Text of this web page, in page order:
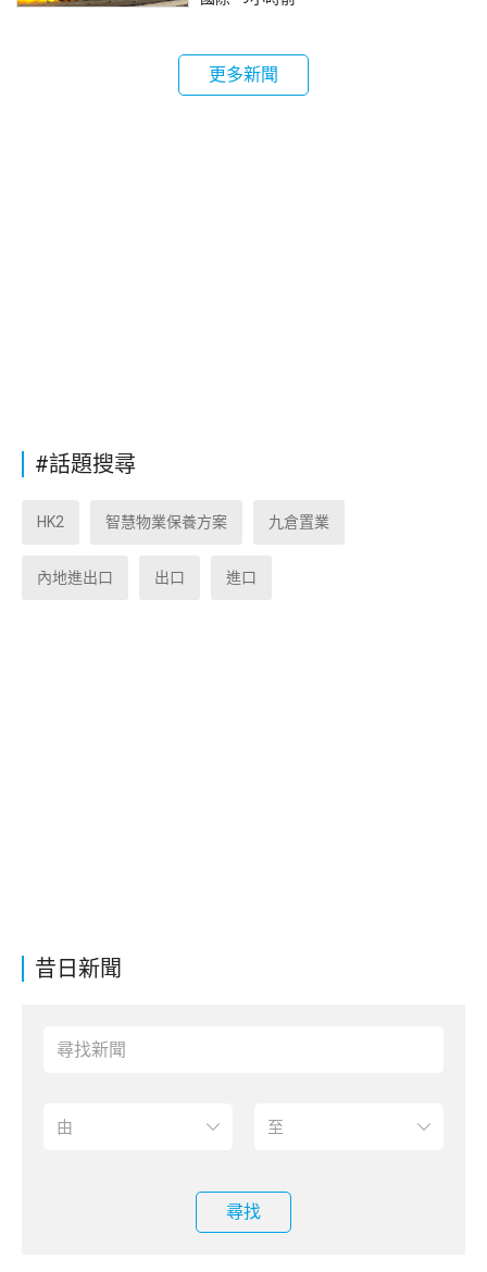
昔日新聞
尋找
更多新聞
#話題搜尋
HK2 智慧物業保養方案 九倉置業
內地進出口 出口 進口